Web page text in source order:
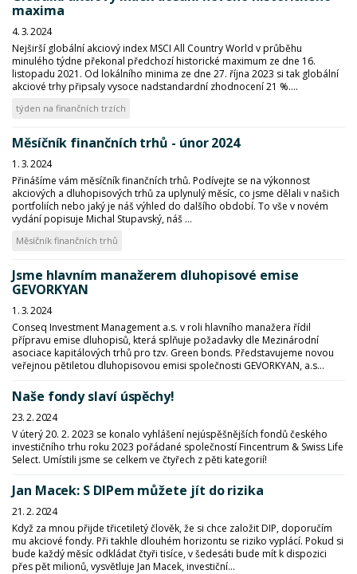
maxima
4. 3. 2024
Nejširší globální akciový index MSCI All Country World v průběhu
minulého týdne překonal předchozí historické maximum ze dne 16.
listopadu 2021. Od lokálního minima ze dne 27. října 2023 si tak globální
akciové trhy připsaly vysoce nadstandardní zhodnocení 21 %....
týden na finančních trzích
Měsíčník finančních trhů - únor 2024
1. 3. 2024
Přinášíme vám měsíčník finančních trhů. Podívejte se na výkonnost
akciových a dluhopisových trhů za uplynulý měsíc, co jsme dělali v našich
portfoliích nebo jaký je náš výhled do dalšího období. To vše v novém
vydání popisuje Michal Stupavský, náš ...
Měsíčník finančních trhů
Jsme hlavním manažerem dluhopisové emise
GEVORKYAN
1. 3. 2024
Conseq Investment Management a.s. v roli hlavního manažera řídil
přípravu emise dluhopisů, která splňuje požadavky dle Mezinárodní
asociace kapitálových trhů pro tzv. Green bonds. Představujeme novou
veřejnou pětiletou dluhopisovou emisi společnosti GEVORKYAN, a.s...
Naše fondy slaví úspěchy!
23. 2. 2024
V úterý 20. 2. 2023 se konalo vyhlášení nejúspěšnějších fondů českého
investičního trhu roku 2023 pořádané společností Fincentrum & Swiss Life
Select. Umístili jsme se celkem ve čtyřech z pěti kategorií!
Jan Macek: S DIPem můžete jít do rizika
21. 2. 2024
Když za mnou přijde třicetiletý člověk, že si chce založit DIP, doporučím
mu akciové fondy. Při takhle dlouhém horizontu se riziko vyplácí. Pokud si
bude každý měsíc odkládat čtyři tisíce, v šedesáti bude mít k dispozici
přes pět milionů, vysvětluje Jan Macek, investiční...